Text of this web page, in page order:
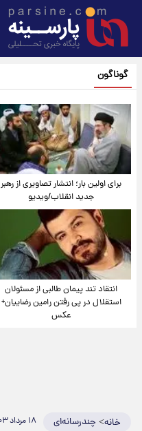
گوناگون
برای اولین بار؛ انتشار تصاویری از رهبر
جدید انقلاب/ویدیو
انتقاد تند پیمان طالبی از مسئولان
استقلال در پی رفتن رامین رضاییان+
عکس
خانه> چندرسانه‌ای ۱۸ مرداد ۱۴۰۳